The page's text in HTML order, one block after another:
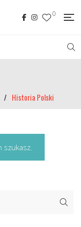
0
/ Historia Polski
szukasz.